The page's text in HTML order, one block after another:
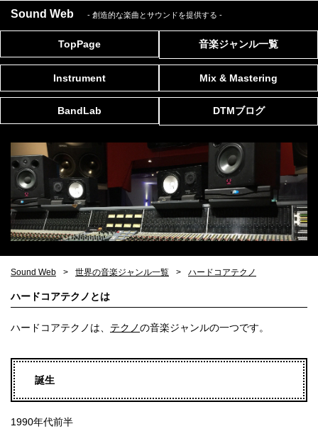
Sound Web - 創造的な楽曲とサウンドを提供する -
TopPage 音楽ジャンル一覧
Instrument Mix & Mastering
BandLab DTMブログ
Sound Web 世界の音楽ジャンル一覧 ハードコアテクノ
ハードコアテクノとは
ハードコアテクノは、 テクノの音楽ジャンルの一つです。
誕生
1990年代前半